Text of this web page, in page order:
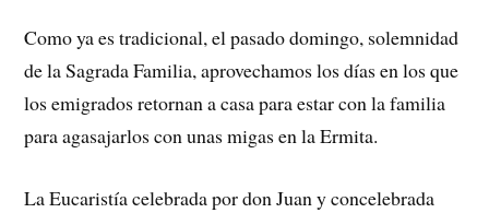
Como ya es tradicional, el pasado domingo, solemnidad
de la Sagrada Familia, aprovechamos los días en los que
los emigrados retornan a casa para estar con la familia
para agasajarlos con unas migas en la Ermita.
La Eucaristía celebrada por don Juan y concelebrada